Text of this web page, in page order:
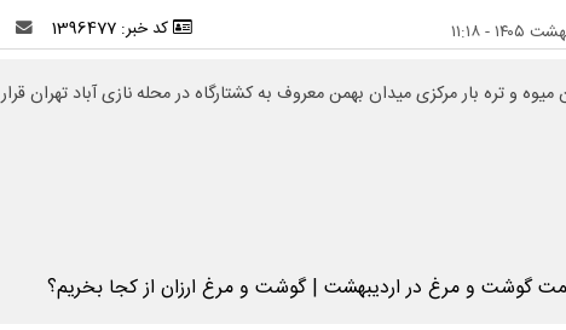
کد خبر: 1396477
میوه و تره بار مرکزی میدان بهمن معروف به کشتارگاه در محله نازی آباد تهران قرار